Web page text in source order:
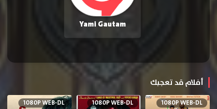
Yami Gautam
أفلام قد تعجبك
1080P WEB-DL
1080P WEB-DL
1080P WEB-DL